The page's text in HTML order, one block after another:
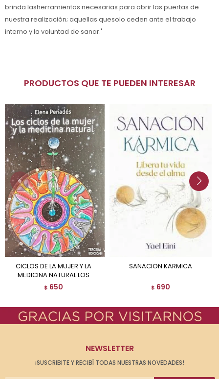
brinda lasherramientas necesarias para abrir las puertas de
nuestra realización; aquellas quesolo ceden ante el trabajo
interno y la voluntad de sanar.'
PRODUCTOS QUE TE PUEDEN INTERESAR
CICLOS DE LA MUJER Y LA
MEDICINA NATURAL LOS
$ 650
SANACION KARMICA
$ 690
NEWSLETTER
¡SUSCRIBITE Y RECIBÍ TODAS NUESTRAS NOVEDADES!